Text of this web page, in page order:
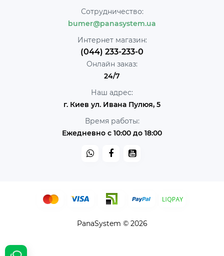
Сотрудничество:
bumer@panasystem.ua
Интернет магазин:
(044) 233-233-0
Онлайн заказ:
24/7
Наш адрес:
г. Киев ул. Ивана Пулюя, 5
Время работы:
Ежедневно с 10:00 до 18:00
PanaSystem © 2026